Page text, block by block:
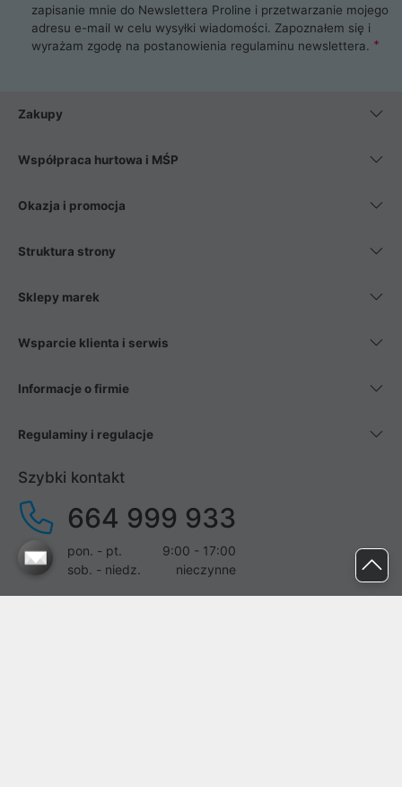
zapisanie mnie do Newslettera Proline i przetwarzanie mojego
adresu e-mail w celu wysyłki wiadomości. Zapoznałem się i
wyrażam zgodę na postanowienia regulaminu newslettera.
Zakupy
Współpraca hurtowa i MŚP
Okazja i promocja
Struktura strony
Sklepy marek
Wsparcie klienta i serwis
Informacje o firmie
Regulaminy i regulacje
Szybki kontakt
664 999 933
pon. - pt.
9:00 - 17:00
sob. - niedz.
nieczynne